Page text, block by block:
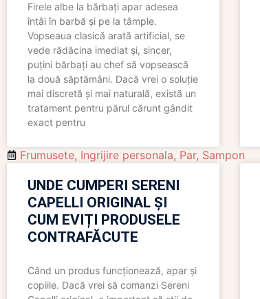
Firele albe la bărbați apar adesea
întâi în barbă și pe la tâmple.
Vopseaua clasică arată artificial, se
vede rădăcina imediat și, sincer,
puțini bărbați au chef să vopsească
la două săptămâni. Dacă vrei o soluție
mai discretă și mai naturală, există un
tratament pentru părul cărunt gândit
exact pentru
Frumusete, Ingrijire personala, Par, Sampon
UNDE CUMPERI SERENI
CAPELLI ORIGINAL ȘI
CUM EVIȚI PRODUSELE
CONTRAFĂCUTE
Când un produs funcționează, apar și
copiile. Dacă vrei să comanzi Sereni